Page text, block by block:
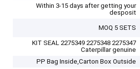
Within 3-15 days after getting your
desposit
MOQ 5 SETS
2275347 2275348 KIT SEAL 2275349
Caterpillar genuine
PP Bag Inside,Carton Box Outside